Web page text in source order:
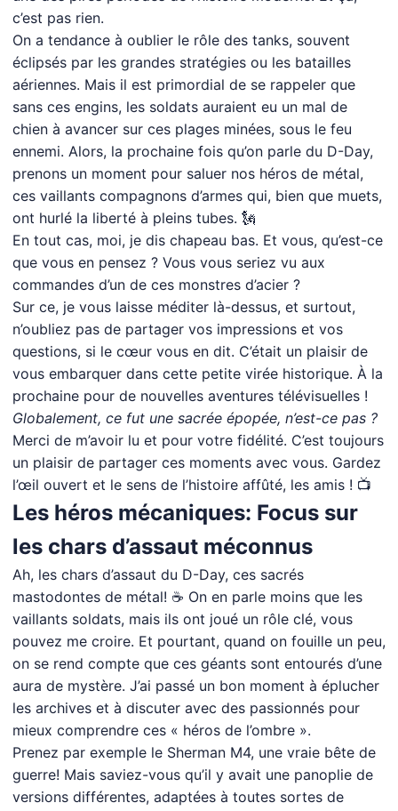
c’est pas rien.
On a tendance à oublier le rôle des tanks, souvent
éclipsés par les grandes stratégies ou les batailles
aériennes. Mais il est primordial de se rappeler que
sans ces engins, les soldats auraient eu un mal de
chien à avancer sur ces plages minées, sous le feu
ennemi. Alors, la prochaine fois qu’on parle du D-Day,
prenons un moment pour saluer nos héros de métal,
ces vaillants compagnons d’armes qui, bien que muets,
ont hurlé la liberté à pleins tubes. 🗽
En tout cas, moi, je dis chapeau bas. Et vous, qu’est-ce
que vous en pensez ? Vous vous seriez vu aux
commandes d’un de ces monstres d’acier ?
Sur ce, je vous laisse méditer là-dessus, et surtout,
n’oubliez pas de partager vos impressions et vos
questions, si le cœur vous en dit. C’était un plaisir de
vous embarquer dans cette petite virée historique. À la
prochaine pour de nouvelles aventures télévisuelles !
Globalement, ce fut une sacrée épopée, n’est-ce pas ?
Merci de m’avoir lu et pour votre fidélité. C’est toujours
un plaisir de partager ces moments avec vous. Gardez
l’œil ouvert et le sens de l’histoire affûté, les amis ! 📺
Les héros mécaniques: Focus sur
les chars d’assaut méconnus
Ah, les chars d’assaut du D-Day, ces sacrés
mastodontes de métal! ☕ On en parle moins que les
vaillants soldats, mais ils ont joué un rôle clé, vous
pouvez me croire. Et pourtant, quand on fouille un peu,
on se rend compte que ces géants sont entourés d’une
aura de mystère. J’ai passé un bon moment à éplucher
les archives et à discuter avec des passionnés pour
mieux comprendre ces « héros de l’ombre ».
Prenez par exemple le Sherman M4, une vraie bête de
guerre! Mais saviez-vous qu’il y avait une panoplie de
versions différentes, adaptées à toutes sortes de